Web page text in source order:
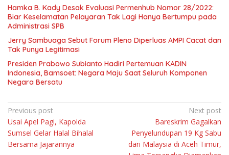
Hamka B. Kady Desak Evaluasi Permenhub Nomor 28/2022:
Biar Keselamatan Pelayaran Tak Lagi Hanya Bertumpu pada
Administrasi SPB
Jerry Sambuaga Sebut Forum Pleno Diperluas AMPI Cacat dan
Tak Punya Legitimasi
Presiden Prabowo Subianto Hadiri Pertemuan KADIN
Indonesia, Bamsoet: Negara Maju Saat Seluruh Komponen
Negara Bersatu
Navigasi
pos
Previous post
Usai Apel Pagi, Kapolda
Sumsel Gelar Halal Bihalal
Bersama Jajarannya
Next post
Bareskrim Gagalkan
Penyelundupan 19 Kg Sabu
dari Malaysia di Aceh Timur,